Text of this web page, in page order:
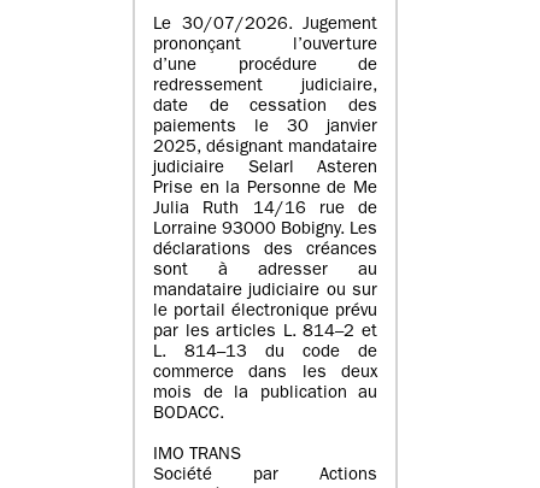
Le 30/07/2026. Jugement
prononçant l’ouverture
d’une procédure de
redressement judiciaire,
date de cessation des
paiements le 30 janvier
2025, désignant mandataire
judiciaire Selarl Asteren
Prise en la Personne de Me
Julia Ruth 14/16 rue de
Lorraine 93000 Bobigny. Les
déclarations des créances
sont à adresser au
mandataire judiciaire ou sur
le portail électronique prévu
par les articles L. 814–2 et
L. 814–13 du code de
commerce dans les deux
mois de la publication au
BODACC.
IMO TRANS
Société par Actions